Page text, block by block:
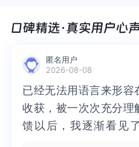
匿名用户
2026-08-08
已经无法用语言来形容
收获，被一次次充分理
馈以后，我逐渐看见
已经无法用语言来形容
收获，被一次次充分理
馈以后，我逐渐看见